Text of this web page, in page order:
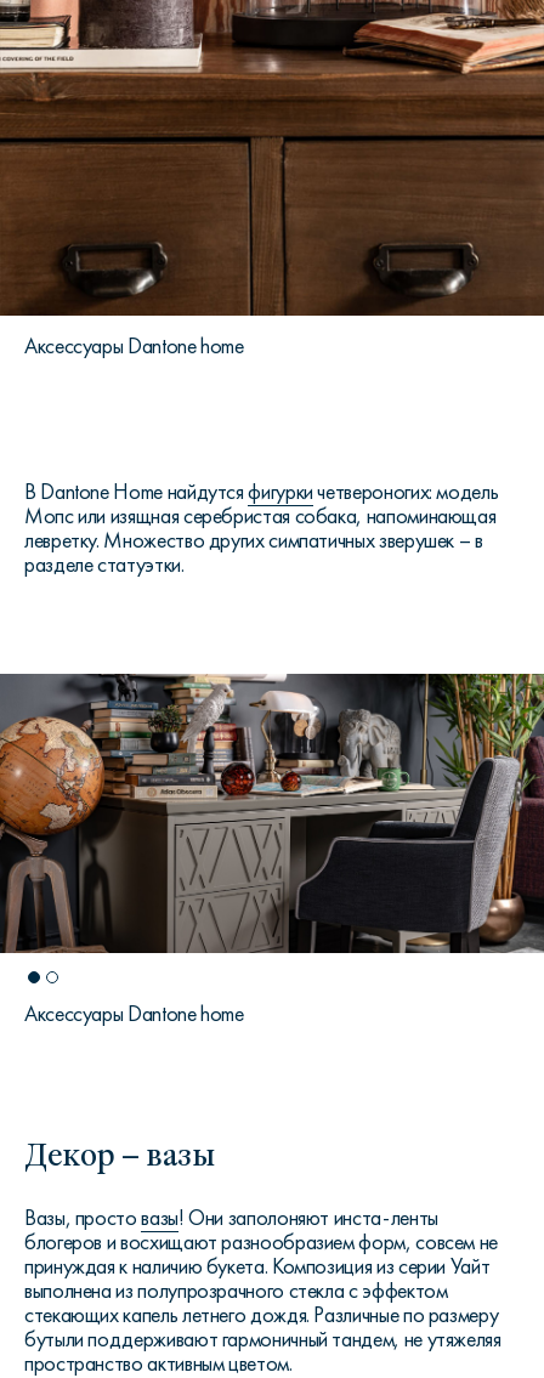
Аксессуары Dantone home
В Dantone Home найдутсяфигуркичетвероногих: модель
Мопс или изящная серебристая собака, напоминающая
левретку. Множество других симпатичных зверушек – в
разделе статуэтки.
Аксессуары Dantone home
Декор – вазы
Вазы, простовазы! Они заполоняют инста-ленты
блогеров и восхищают разнообразием форм, совсем не
принуждая к наличию букета. Композиция из серии Уайт
выполнена из полупрозрачного стекла с эффектом
стекающих капель летнего дождя. Различные по размеру
бутыли поддерживают гармоничный тандем, не утяжеляя
пространство активным цветом.